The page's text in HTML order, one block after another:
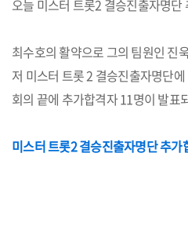
오늘 미스터 트롯2 결승진출자명
최수호의 활약으로 그의 팀원인 진
저 미스터 트롯 2 결승진출자명단
회의 끝에 추가합격자 11명이 발표
미스터 트롯2 결승진출자명단 추가